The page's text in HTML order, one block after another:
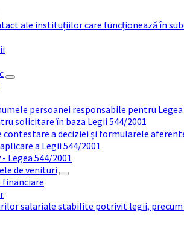
ale instituțiilor care funcționează în
persoanei responsabile pentru Legea
solicitare în baza Legii 544/2001
contestare a deciziei și formularele
a Legii 544/2001
Legea 544/2001
de venituri
financiare
salariale stabilite potrivit legii,